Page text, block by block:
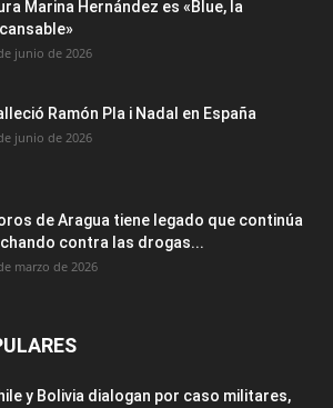
Marina Hernández es «Blue, la
junio de 2026
Ramón Pla i Nadal en España
junio de 2026
de Aragua tiene legado que continúa
contra las drogas...
marzo de 2026
y Bolivia dialogan por caso militares,